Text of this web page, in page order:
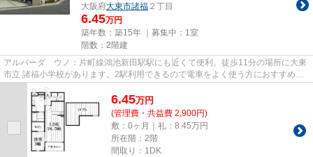
大阪府大東市諸福 ２丁目
6.45万円
築年数：築15年 ｜募集中： 1室
階数：2階建
アルバーダ ウノ：片町線鴻池新田駅駅にも近くて便利。徒歩11分の場所に大東
市立 諸福小学校があります。2駅利用できるので電車をよく使う方におすすめな
物件です。駅徒歩10分に駅が...
6.45万円
(管理費・共益費 2,900円)
敷：0ヶ月｜礼：8.45万円
所在階：2階
間取り：1DK